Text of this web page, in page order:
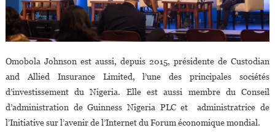
Omobola Johnson est aussi, depuis 2015, présidente de Custodian
and Allied Insurance Limited, l’une des principales sociétés
d’investissement du Nigeria. Elle est aussi membre du Conseil
d’administration de Guinness Nigeria PLC et administratrice de
l’Initiative sur l’avenir de l’Internet du Forum économique mondial.